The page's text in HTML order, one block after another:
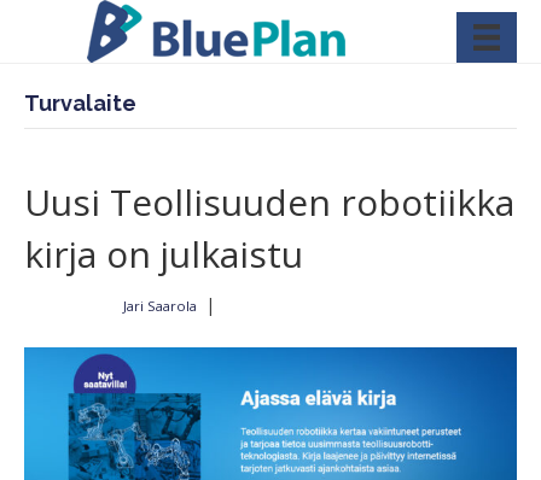
Turvalaite
Uusi Teollisuuden robotiikka
kirja on julkaistu
Jari Saarola |